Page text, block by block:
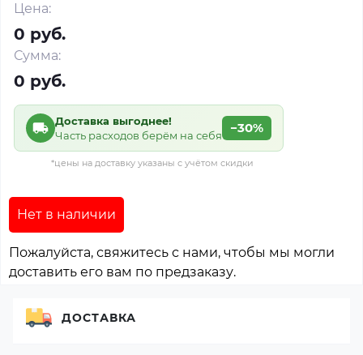
Цена:
0 руб.
Сумма:
0 руб.
Доставка выгоднее!
Часть расходов берём на себя
−30%
*цены на доставку указаны с учётом скидки
Нет в наличии
Пожалуйста, свяжитесь с нами, чтобы мы могли
доставить его вам по предзаказу.
ДОСТАВКА